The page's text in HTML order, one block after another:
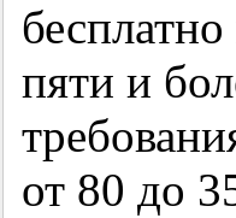
пяти и
от 80 до